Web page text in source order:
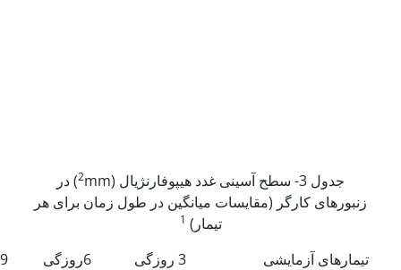
جدول 3- سطح آسینی غدد هیپوفارنژیال ( 2mm) در
زنبورهای کارگر (مقایسات میانگین در طول زمان برای هر
تیمار) 1
تیمارهای آزمایشی 3 روزگی 6روزگی
9 روزگی